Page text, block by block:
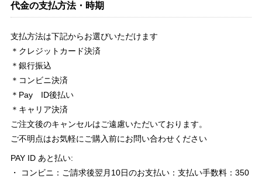
代金の支払方法・時期
支払方法は下記からお選びいただけます
＊クレジットカード決済
＊銀行振込
＊コンビニ決済
＊Pay ID後払い
＊キャリア決済
ご注文後のキャンセルはご遠慮いただいております。
ご不明点はお気軽にご購入前にお問い合わせください
PAY ID あと払い:
・ コンビニ：ご請求後翌月10日のお支払い：支払い手数料：350